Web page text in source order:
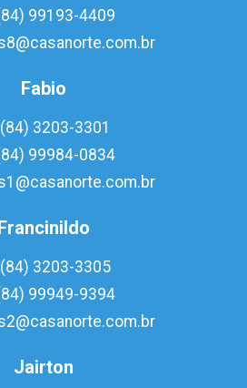
99193-4409
Fabio
(84) 3203-3301
99984-0834
(84) 3203-3305
99949-9394
Jairton